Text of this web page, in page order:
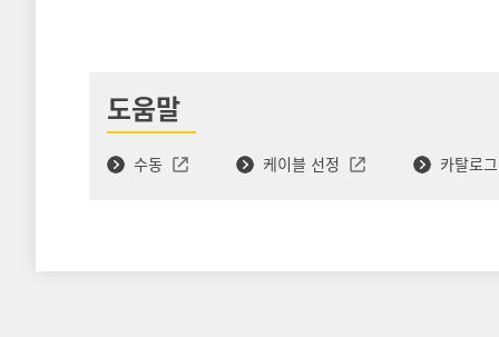
도움말
수동 케이블 선정 카탈로